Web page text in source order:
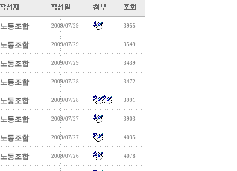
노동조합 2009/07/29 3955
노동조합 2009/07/29 3549
노동조합 2009/07/29 3439
노동조합 2009/07/28 3472
노동조합 2009/07/28 3991
노동조합 2009/07/27 3903
노동조합 2009/07/27 4035
노동조합 2009/07/26 4078